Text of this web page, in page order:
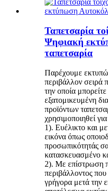
Ταπετσαρία
Ψηφιακή
ταπετσαρία
Παρέχουμε
περιβάλλον σειρά
την οποία
εξατομικευμένη
προϊόντων
χρησιμοποιηθεί
1). Ευέλικτο και
εικόνα όπως
προσωπικότητάς
κατασκευασμένο
2). Με επίστρωση
περιβάλλοντος
γρήγορα μετά την